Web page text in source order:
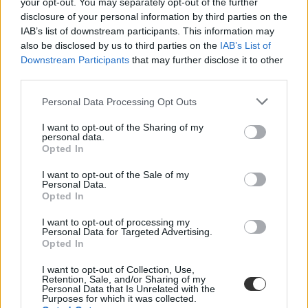
disclosure of your personal information by third parties on the
IAB’s list of downstream participants. This information may
also be disclosed by us to third parties on the IAB’s List of
Downstream Participants that may further disclose it to other
Personal Data Processing Opt Outs
I want to opt-out of the Sharing of my
personal data.
Opted In
I want to opt-out of the Sale of my
Personal Data.
Opted In
I want to opt-out of processing my
Personal Data for Targeted Advertising.
Opted In
I want to opt-out of Collection, Use,
Retention, Sale, and/or Sharing of my
Personal Data that Is Unrelated with the
Purposes for which it was collected.
tanulók számára az általános iskola elvégzése
után választott pálya későbbi módosítása!
Tiltakozunk, mert a színvonalas szakmai
gyakorlati képzés feltételei nem biztosítottak!
Tiltakozunk, mert a
közismereti tárgyak
visszaszorításávalaz itt tanuló diákok tanulási
képességei, és továbbtanulási lehetőségei
Tiltakozunk, mert a szakmai tárgyakat tanító
héttől este nyolcig kénytelenek órákat tartani!
Tiltakozunk az alapítványi szakképző
intézmények ellehetetlenítése,
A tömörülés külön kitér arra, hogy
a tanodák végveszélybe kerültek
a források elmaradása miatt.
Arra kérik támogatóikat, hogy a Herman Ottó Gimnázium egykori
leveléhez hasonlóan most is csatlakozzanak a nyílt levélhez úgy,
hogy az általuk tapasztalt problémákról bármilyen formában, de
Kereskedelmi és Iparkamarát, valamint a területileg illetékes
szakképzési centrumot.